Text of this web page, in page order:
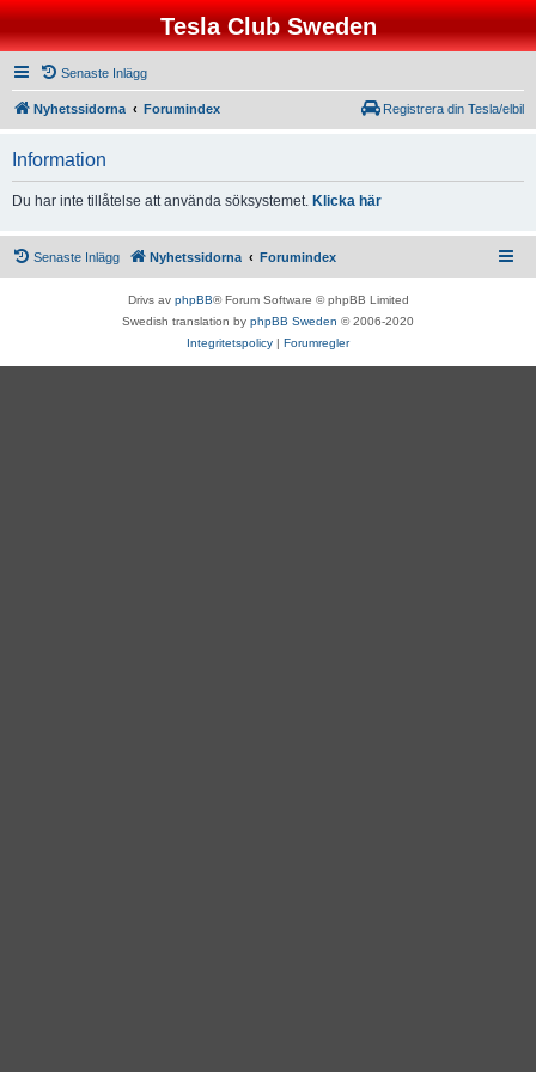
Tesla Club Sweden
Senaste Inlägg
Nyhetssidorna Forumindex Registrera din Tesla/elbil
Information
Du har inte tillåtelse att använda söksystemet. Klicka här
Senaste Inlägg Nyhetssidorna Forumindex
Drivs av phpBB® Forum Software © phpBB Limited
Swedish translation by phpBB Sweden © 2006-2020
Integritetspolicy | Forumregler